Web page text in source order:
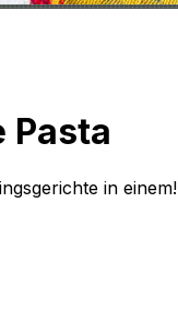
Pasta
in einem!